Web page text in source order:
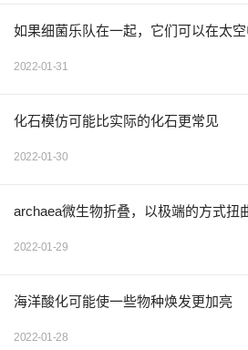
如果细菌乐队在一起，它们可以在太
2022-01-31
化石模仿可能比实际的化石更常见
2022-01-30
archaea微生物折叠，以极端的方式扭
2022-01-29
海洋酸化可能使一些物种焕发更加亮
2022-01-28